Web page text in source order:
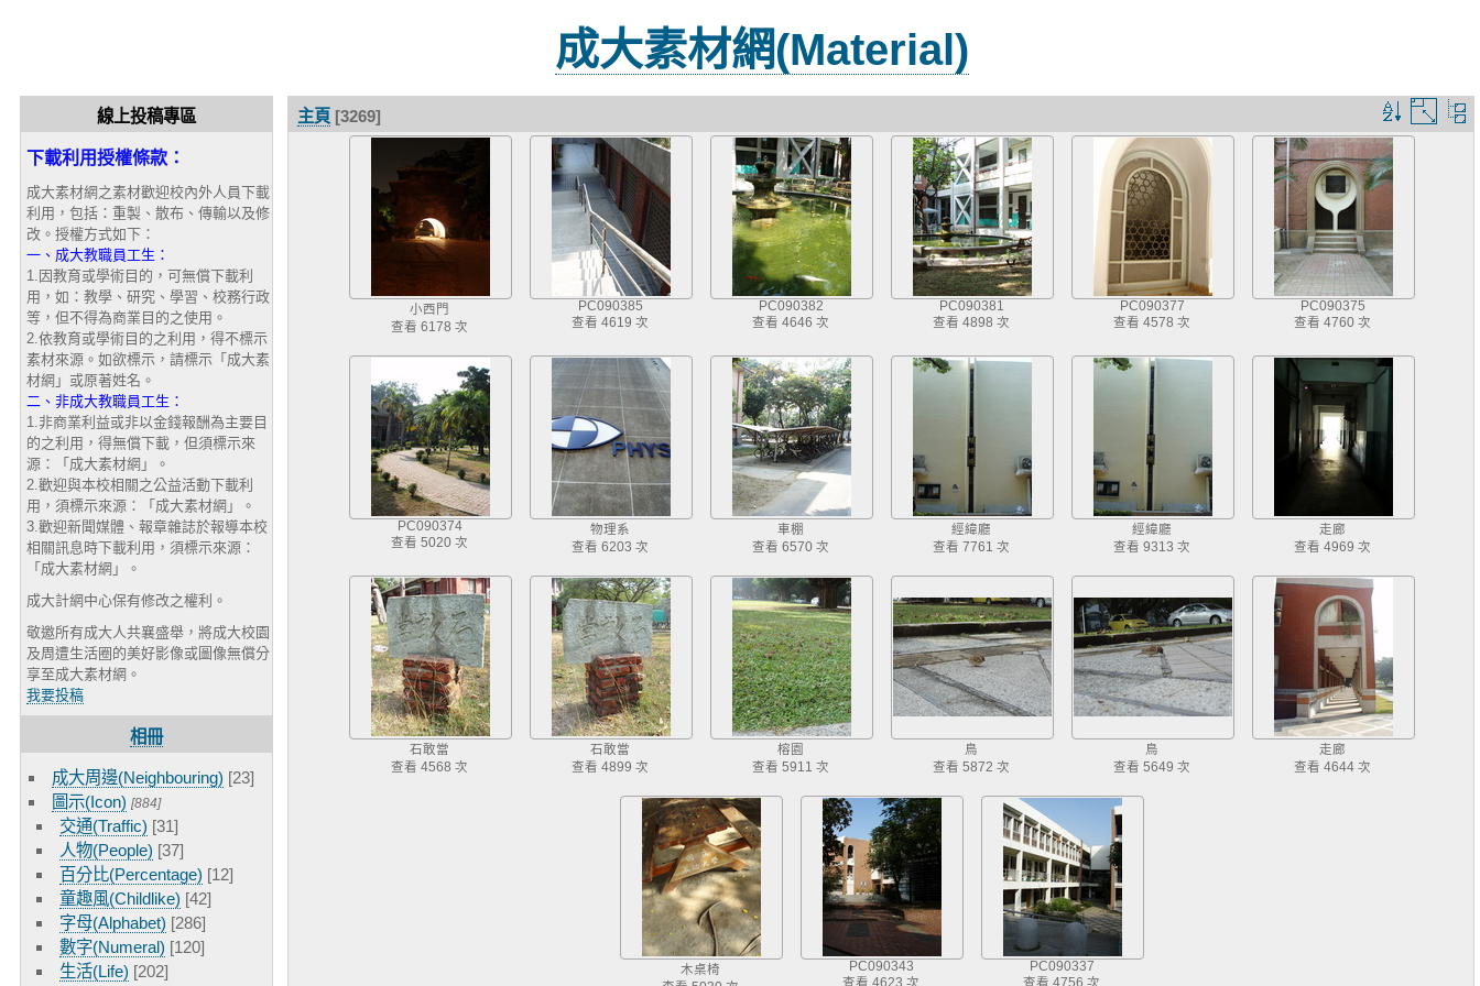
成大素材網(Material)
線上投稿專區
下載利用授權條款：
成大素材網之素材歡迎校內外人員下載
利用，包括：重製、散布、傳輸以及修
改。授權方式如下：
一、成大教職員工生：
1.因教育或學術目的，可無償下載利
用，如：教學、研究、學習、校務行政
等，但不得為商業目的之使用。
2.依教育或學術目的之利用，得不標示
素材來源。如欲標示，請標示「成大素
材網」或原著姓名。
二、非成大教職員工生：
1.非商業利益或非以金錢報酬為主要目
的之利用，得無償下載，但須標示來
源：「成大素材網」。
2.歡迎與本校相關之公益活動下載利
用，須標示來源：「成大素材網」。
3.歡迎新聞媒體、報章雜誌於報導本校
相關訊息時下載利用，須標示來源：
「成大素材網」。
成大計網中心保有修改之權利。
敬邀所有成大人共襄盛舉，將成大校園
及周遭生活圈的美好影像或圖像無償分
享至成大素材網。
我要投稿
相冊
成大周邊(Neighbouring) [23]
圖示(Icon) [884]
交通(Traffic) [31]
人物(People) [37]
百分比(Percentage) [12]
童趣風(Childlike) [42]
字母(Alphabet) [286]
數字(Numeral) [120]
生活(Life) [202]
排
序
圖
主頁 [3269]
小西門
查看 6178 次
PC090385
查看 4619 次
PC090382
查看 4646 次
PC090381
查看 4898 次
PC090377
查看 4578 次
PC090375
查看 4760 次
PC090374
查看 5020 次
物理系
查看 6203 次
車棚
查看 6570 次
經緯廳
查看 7761 次
經緯廳
查看 9313 次
走廊
查看 4969 次
石敢當
查看 4568 次
石敢當
查看 4899 次
榕園
查看 5911 次
鳥
查看 5872 次
鳥
查看 5649 次
走廊
查看 4644 次
木桌椅
PC090343
查看 4623 次
PC090337
查看 4756 次